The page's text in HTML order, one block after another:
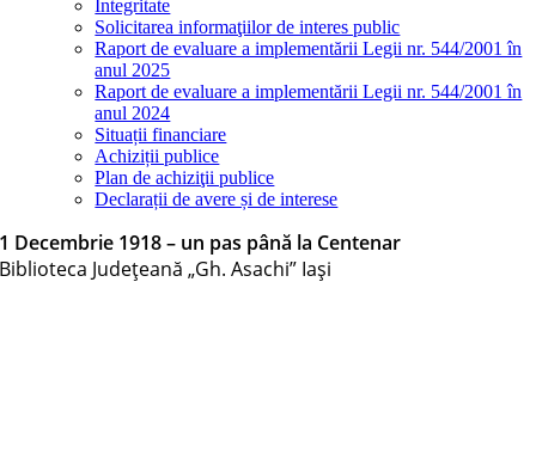
Integritate
Solicitarea informaţiilor de interes public
Raport de evaluare a implementării Legii nr. 544/2001 în
anul 2025
Raport de evaluare a implementării Legii nr. 544/2001 în
anul 2024
Situații financiare
Achiziții publice
Plan de achiziţii publice
Declarații de avere și de interese
1 Decembrie 1918 – un pas până la Centenar
Biblioteca Judeţeană „Gh. Asachi” Iaşi